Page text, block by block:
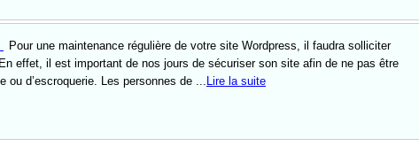
Pour une maintenance régulière de votre site Wordpress, il faudra solliciter
effet, il est important de nos jours de sécuriser son site afin de ne pas être
ou d’escroquerie. Les personnes de ... Lire la suite